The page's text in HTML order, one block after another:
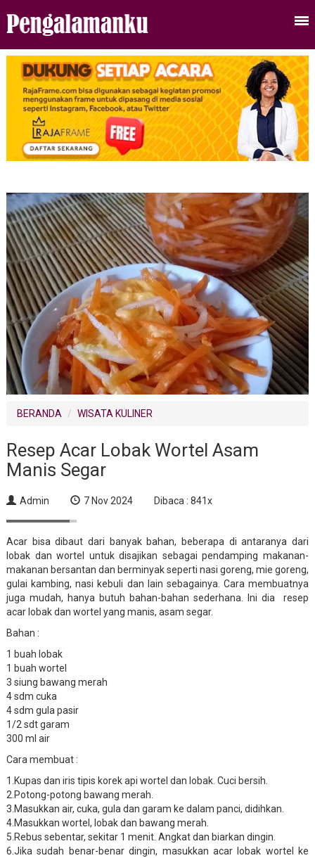
BERANDA WISATA KULINER
Resep Acar Lobak Wortel Asam
Manis Segar
Admin 7 Nov 2024 Dibaca : 841x
Acar bisa dibaut dari banyak bahan, beberapa di antaranya dari
lobak dan wortel untuk disajikan sebagai pendamping makanan-
makanan bersantan dan berminyak seperti nasi goreng, mie goreng,
gulai kambing, nasi kebuli dan lain sebagainya. Cara membuatnya
juga mudah, hanya butuh bahan-bahan sederhana. Ini dia resep
acar lobak dan wortel yang manis, asam segar.
Bahan :
1 buah lobak
1 buah wortel
3 siung bawang merah
4 sdm cuka
4 sdm gula pasir
1/2 sdt garam
300 ml air
Cara membuat :
1.Kupas dan iris tipis korek api wortel dan lobak. Cuci bersih.
2.Potong-potong bawang merah.
3.Masukkan air, cuka, gula dan garam ke dalam panci, didihkan.
4.Masukkan wortel, lobak dan bawang merah.
5.Rebus sebentar, sekitar 1 menit. Angkat dan biarkan dingin.
6.Jika sudah benar-benar dingin, masukkan acar lobak wortel ke